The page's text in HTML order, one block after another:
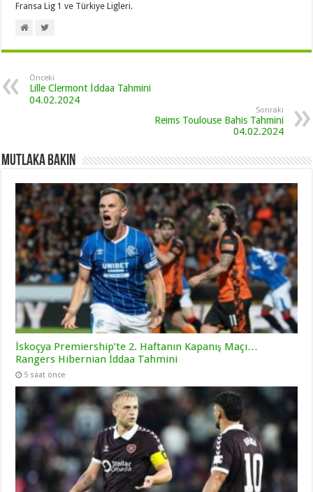
Fransa Lig 1 ve Türkiye Ligleri.
Önceki
Lille Clermont İddaa Tahmini
04.02.2024
Sonraki
Reims Toulouse Bahis Tahmini
04.02.2024
Mutlaka Bakın
İskoçya Premiership’te 2. Haftanın Kapanış Maçı…
Rangers Hibernian İddaa Tahmini
5 saat önce